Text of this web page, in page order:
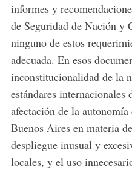
informes y
de Seguridad de Nación y
ninguno de estos
adecuada. En esos
inconstitucionalidad de la
estándares internacionales
afectación de la
Buenos Aires en materia
despliegue inusual y
locales, y el uso